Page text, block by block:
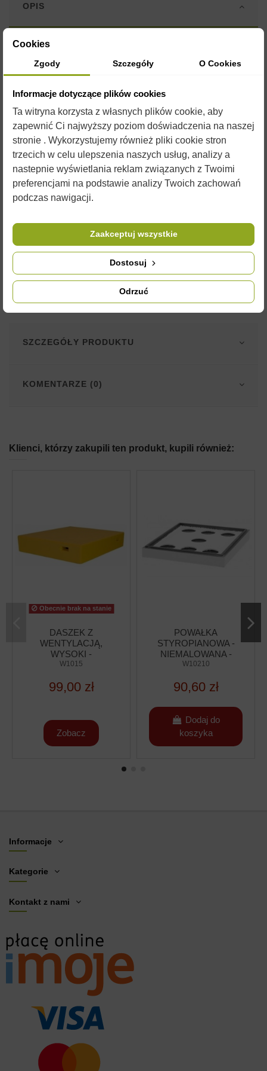
OPIS
Korpus nadstawkowy służący jako magazyny miodowy. Korpus
taki, w zależności od rozmiarów ramki gniazdowej, ma
zazwyczaj wysokość jak i pojemność połowy korpusu
Korpus nadstawkowy może posłużyć jako zwiększenie
pojemności ula na czas transportu, umieszczenia w nim
dodatkowego ocieplenia na zimę lub podkarmiaczki, a także do
zwiększenia wentylacji gniazda w czasie zimy, przez
ustawienie go między dennicą a korpusem gniazdowym z
zimującą rodziną.
Do korpusu polecamy kratyodgrodowe które doskonale
odgradzają magazyn miodowy,
zmiotki i dłuta pszczelarskie.
W naszej ofercie są również dostępne farby bezpieczne dla
pszczół do malowania korpusów.
Zdjęcia są ilustracją poglądową i czasami przedmioty mogą
różnić się od wyglądu w rzeczywistości. Nie zmienia to jednak
ich właściwości użytkowych.
SZCZEGÓŁY PRODUKTU
KOMENTARZE (0)
Klienci, którzy zakupili ten produkt, kupili również:
Obecnie brak na stanie
DASZEK Z
WENTYLACJĄ,
WYSOKI -
WIELKOPOLSKI 12
LANGSTROTH,
W1015
99,00 zł
Zobacz
POWAŁKA
STYROPIANOWA -
NIEMALOWANA -
WIELKOPOLSKA 12
LANGSTROTH,
W10210
90,60 zł
Dodaj do
koszyka
Informacje
Kategorie
Kontakt z nami
Cookies
Zgody Szczegóły O Cookies
Informacje dotyczące plików cookies
Ta witryna korzysta z własnych plików cookie, aby
zapewnić Ci najwyższy poziom doświadczenia na naszej
stronie . Wykorzystujemy również pliki cookie stron
trzecich w celu ulepszenia naszych usług, analizy a
nastepnie wyświetlania reklam związanych z Twoimi
preferencjami na podstawie analizy Twoich zachowań
podczas nawigacji.
Odrzuć
Dostosuj
Zaakceptuj wszystkie